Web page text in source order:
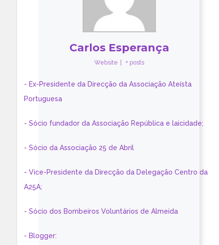
Carlos Esperança
Website + posts
- Ex-Presidente da Direcção da Associação Ateísta
Portuguesa
- Sócio fundador da Associação República e laicidade;
- Sócio da Associação 25 de Abril
- Vice-Presidente da Direcção da Delegação Centro da
A25A;
- Sócio dos Bombeiros Voluntários de Almeida
- Blogger: